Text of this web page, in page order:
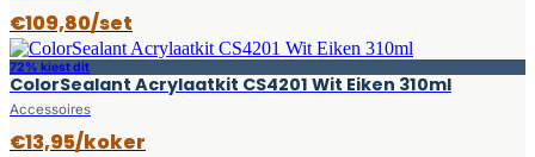
€109,80/set
72% kiest dit
ColorSealant Acrylaatkit CS4201 Wit Eiken 310ml
Accessoires
€13,95/koker